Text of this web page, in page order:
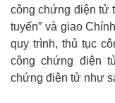
công chứng điện tử
tuyến” và giao
quy trình, thủ tục
công chứng điện
chứng điện tử như